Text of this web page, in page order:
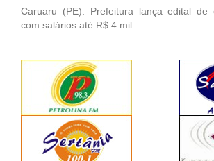
Caruaru (PE): Prefeitura lança edital de
com salários até R$ 4 mil